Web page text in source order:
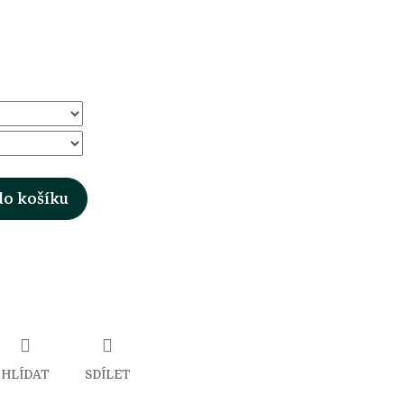
košíku
HLÍDAT SDÍLET